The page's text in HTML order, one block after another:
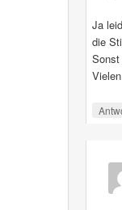
Ja
die
Sonst